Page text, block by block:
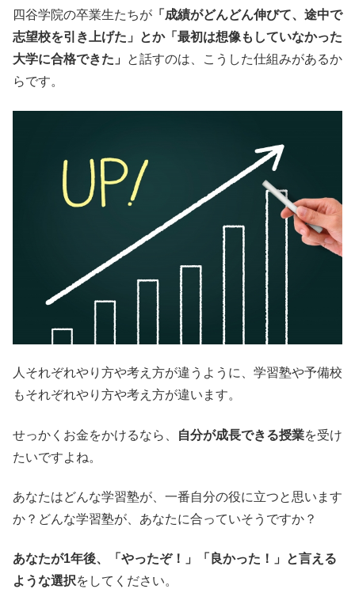
四谷学院の卒業生たちが 「成績がどんどん伸びて、途中で
志望校を引き上げた」とか「最初は想像もしていなかった
大学に合格できた」
と話すのは、こうした仕組みがあるか
らです。
人それぞれやり方や考え方が違うように、学習塾や予備校
もそれぞれやり方や考え方が違います。
せっかくお金をかけるなら、 自分が成長できる授業を受け
たいですよね。
あなたはどんな学習塾が、一番自分の役に立つと思います
か？どんな学習塾が、あなたに合っていそうですか？
あなたが1年後、「やったぞ！」「良かった！」と言える
ような選択をしてください。